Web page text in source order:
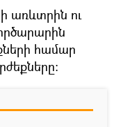
առևտրին ու
համար